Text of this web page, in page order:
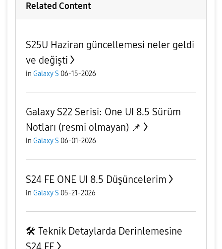
Related Content
S25U Haziran güncellemesi neler geldi
ve değişti
in Galaxy S 06-15-2026
Galaxy S22 Serisi: One UI 8.5 Sürüm
Notları (resmi olmayan) 📌
in Galaxy S 06-01-2026
S24 FE ONE UI 8.5 Düşüncelerim
in Galaxy S 05-21-2026
​🛠 Teknik Detaylarda Derinlemesine
S24 FE